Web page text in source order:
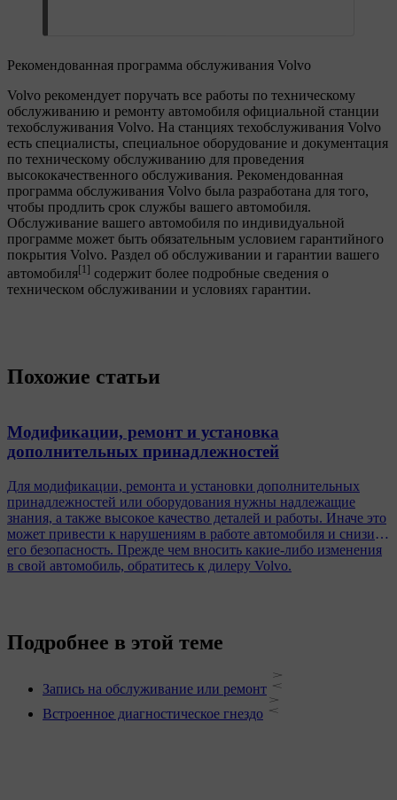
Рекомендованная программа обслуживания Volvo
Volvo рекомендует поручать все работы по техническому
обслуживанию и ремонту автомобиля официальной станции
техобслуживания Volvo. На станциях техобслуживания Volvo
есть специалисты, специальное оборудование и документация
по техническому обслуживанию для проведения
высококачественного обслуживания. Рекомендованная
программа обслуживания Volvo была разработана для того,
чтобы продлить срок службы вашего автомобиля.
Обслуживание вашего автомобиля по индивидуальной
программе может быть обязательным условием гарантийного
покрытия Volvo. Раздел об обслуживании и гарантии вашего
автомобиля[1] содержит более подробные сведения о
техническом обслуживании и условиях гарантии.
Похожие статьи
Модификации, ремонт и установка
дополнительных принадлежностей
Для модификации, ремонта и установки дополнительных
принадлежностей или оборудования нужны надлежащие
знания, а также высокое качество деталей и работы. Иначе это
может привести к нарушениям в работе автомобиля и снизить
его безопасность. Прежде чем вносить какие-либо изменения
в свой автомобиль, обратитесь к дилеру Volvo.
Подробнее в этой теме
Запись на обслуживание или ремонт
Встроенное диагностическое гнездо